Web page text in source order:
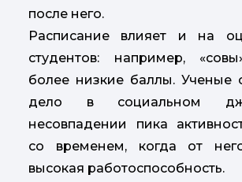
после него.
Расписание влияет и на
студентов: например,
более низкие баллы. Ученые
дело в социальном
несовпадении пика
со временем, когда от
высокая работоспособность.